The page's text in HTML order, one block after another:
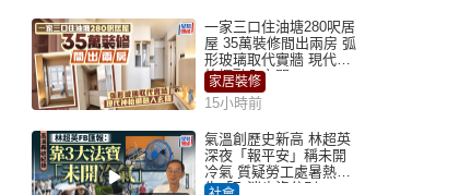
一家三口住油塘280呎居
屋 35萬裝修間出兩房 弧
形玻璃取代實牆 現代神
枱櫃融入玄關
家居裝修
15小時前
氣溫創歷史新高 林超英
深夜「報平安」稱未開
冷氣 質疑勞工處暑熱警
告「取消也沒分別」